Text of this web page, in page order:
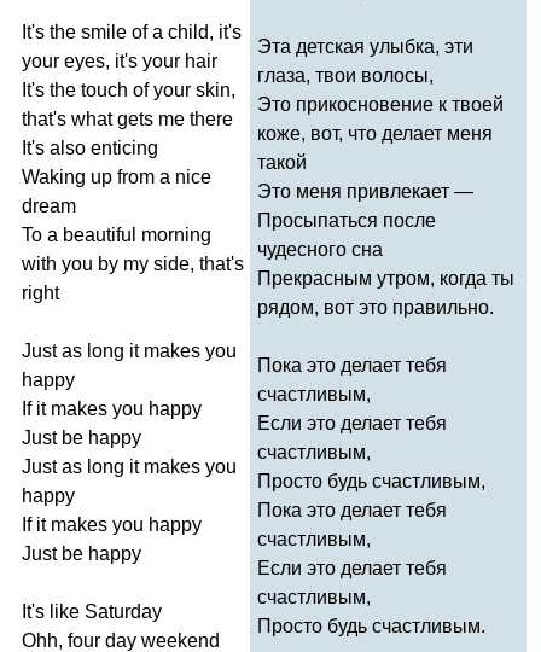
It's the smile of a child, it's
your eyes, it's your hair
It's the touch of your skin,
that's what gets me there
It's also enticing
Waking up from a nice
dream
To a beautiful morning
with you by my side, that's
right
Just as long it makes you
happy
If it makes you happy
Just be happy
Just as long it makes you
happy
If it makes you happy
Just be happy
It's like Saturday
Ohh, four day weekend
Эта детская улыбка, эти
глаза, твои волосы,
Это прикосновение к твоей
коже, вот, что делает меня
такой
Это меня привлекает —
Просыпаться после
чудесного сна
Прекрасным утром, когда ты
рядом, вот это правильно.
Пока это делает тебя
счастливым,
Если это делает тебя
счастливым,
Просто будь счастливым,
Пока это делает тебя
счастливым,
Если это делает тебя
счастливым,
Просто будь счастливым.